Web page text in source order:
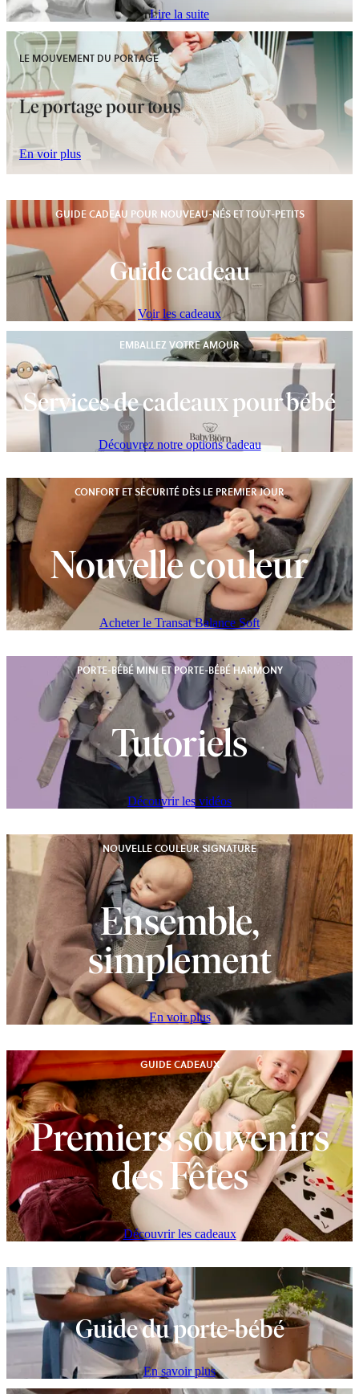
Lire la suite
Le portage pour tous
LE MOUVEMENT DU PORTAGE
En voir plus
GUIDE CADEAU POUR NOUVEAU-NÉS ET TOUT-PETITS
Guide cadeau
Voir les cadeaux
EMBALLEZ VOTRE AMOUR
Services de cadeaux pour bébé
Découvrez notre options cadeau
CONFORT ET SÉCURITÉ DÈS LE PREMIER JOUR
Nouvelle couleur
Acheter le Transat Balance Soft
PORTE-BÉBÉ MINI ET PORTE-BÉBÉ HARMONY
Tutoriels
Découvrir les vidéos
NOUVELLE COULEUR SIGNATURE
Ensemble,
simplement
En voir plus
GUIDE CADEAUX
Premiers souvenirs
des Fêtes
Découvrir les cadeaux
Guide du porte-bébé
En savoir plus